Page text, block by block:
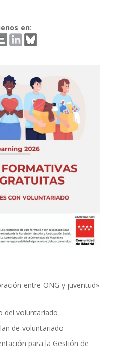
en:
entre ONG y juventud»
del voluntariado
de voluntariado
para la Gestión de